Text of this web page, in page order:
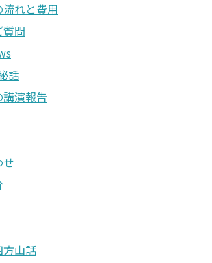
れと費用
質問
話
演報告
せ
方山話